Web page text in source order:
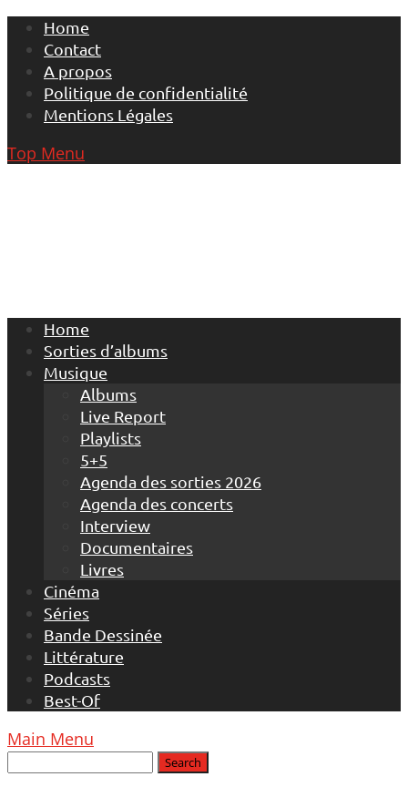
Skip
content
Home
Contact
A propos
Politique de confidentialité
Mentions Légales
Top Menu
Home
Sorties d’albums
Musique
Albums
Live Report
Playlists
5+5
Agenda des sorties 2026
Agenda des concerts
Interview
Documentaires
Livres
Cinéma
Séries
Bande Dessinée
Littérature
Podcasts
Best-Of
Main Menu